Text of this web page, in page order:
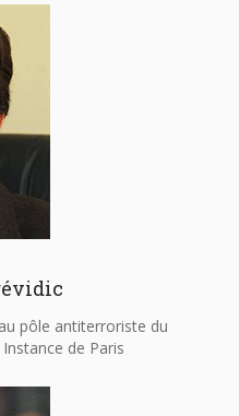
pôle antiterroriste du
de Paris